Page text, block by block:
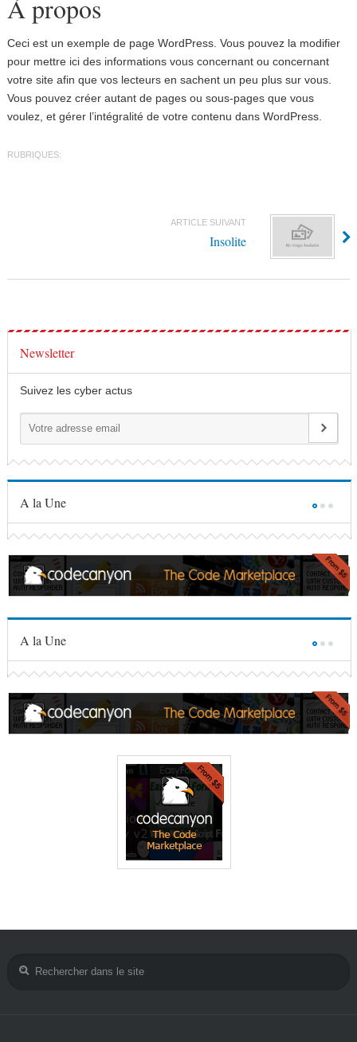
À propos
Ceci est un exemple de page WordPress. Vous pouvez la modifier
pour mettre ici des informations vous concernant ou concernant
votre site afin que vos lecteurs en sachent un peu plus sur vous.
Vous pouvez créer autant de pages ou sous-pages que vous
voulez, et gérer l’intégralité de votre contenu dans WordPress.
RUBRIQUES:
ARTICLE SUIVANT
Insolite
Newsletter
Suivez les cyber actus
A la Une
A la Une